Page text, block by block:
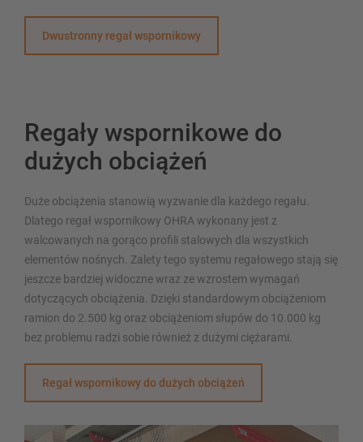
Dwustronny regał wspornikowy
Regały wspornikowe do
dużych obciążeń
Duże obciążenia stanowią wyzwanie dla każdego regału.
Dlatego regał wspornikowy OHRA wykonany jest z
walcowanych na gorąco profili stalowych dla wszystkich
elementów nośnych. Zalety tego systemu regałowego stają się
jeszcze bardziej widoczne wraz ze wzrostem wymagań
dotyczących obciążenia. Dzięki standardowym obciążeniom
ramion do 2.500 kg oraz obciążeniom słupów do 10.000 kg
bez problemu radzi sobie również z dużymi ciężarami.
Regał wspornikowy do dużych obciążeń